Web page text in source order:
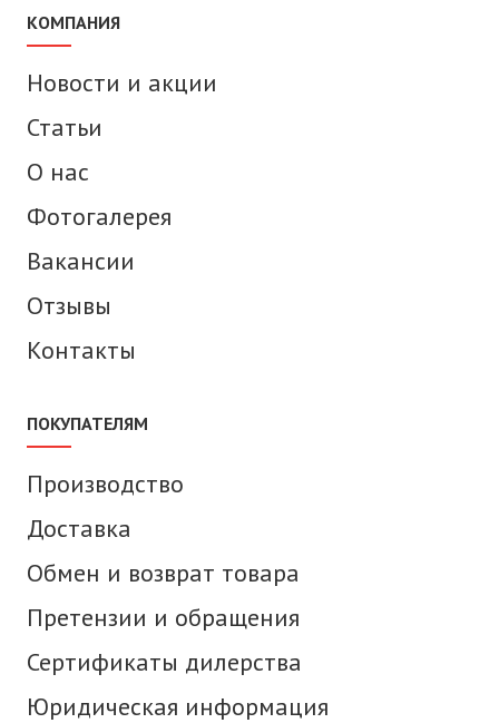
КОМПАНИЯ
Новости и акции
Статьи
О нас
Фотогалерея
Вакансии
Отзывы
Контакты
ПОКУПАТЕЛЯМ
Производство
Доставка
Обмен и возврат товара
Претензии и обращения
Сертификаты дилерства
Юридическая информация